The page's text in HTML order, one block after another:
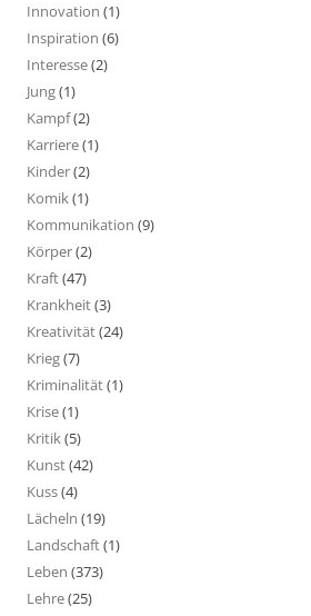
Innovation (1)
Inspiration (6)
Interesse(2)
Jung(1)
Kampf(2)
Karriere(1)
Kinder(2)
Komik(1)
Kommunikation (9)
Körper(2)
Kraft(47)
Krankheit(3)
Kreativität(24)
Krieg(7)
Kriminalität(1)
Krise(1)
Kritik(5)
Kunst(42)
Kuss(4)
Lächeln (19)
Landschaft(1)
Leben (373)
Lehre(25)